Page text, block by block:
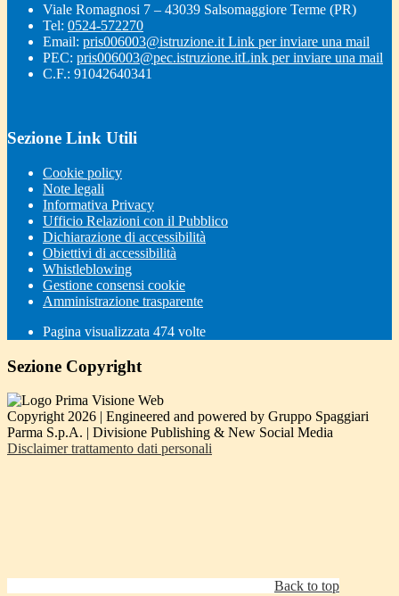
Viale Romagnosi 7 – 43039 Salsomaggiore Terme (PR)
Tel: 0524-572270
Email: pris006003@istruzione.it Link per inviare una mail
PEC: pris006003@pec.istruzione.itLink per inviare una mail
C.F.: 91042640341
Sezione Link Utili
Cookie policy
Note legali
Informativa Privacy
Ufficio Relazioni con il Pubblico
Dichiarazione di accessibilità
Obiettivi di accessibilità
Whistleblowing
Gestione consensi cookie
Amministrazione trasparente
Pagina visualizzata 474 volte
Sezione Copyright
Copyright 2026 | Engineered and powered by Gruppo Spaggiari
Parma S.p.A. | Divisione Publishing & New Social Media
Disclaimer trattamento dati personali
Back to top